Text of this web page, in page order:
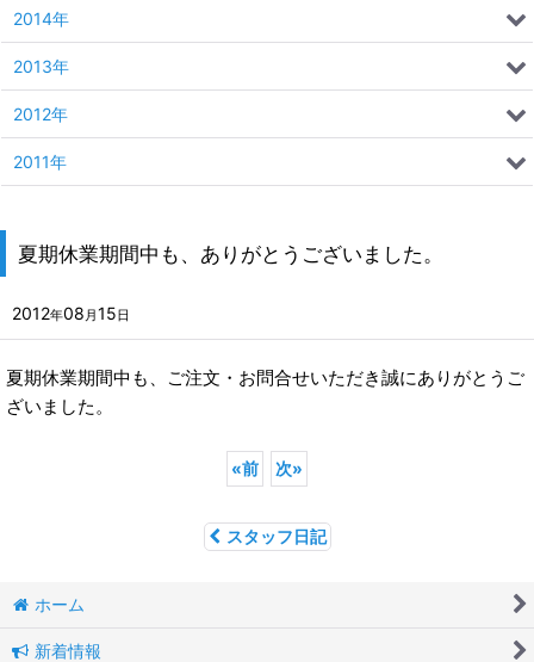
夏期休業期間中も、ありがとうございました。
2012年08 月15日
夏期休業期間中も、ご注文・お問合せいただき誠にありがとうご
ざいました。
«前 次»
スタッフ日記
2014年
2013年
2012年
2011年
ホーム
新着情報